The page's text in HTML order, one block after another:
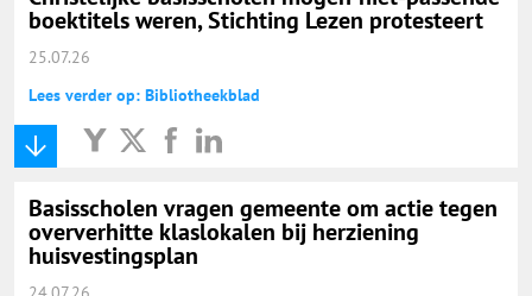
boektitels weren, Stichting Lezen protesteert
25.07.26
Lees verder op: Bibliotheekblad
Basisscholen vragen gemeente om actie tegen
oververhitte klaslokalen bij herziening
huisvestingsplan